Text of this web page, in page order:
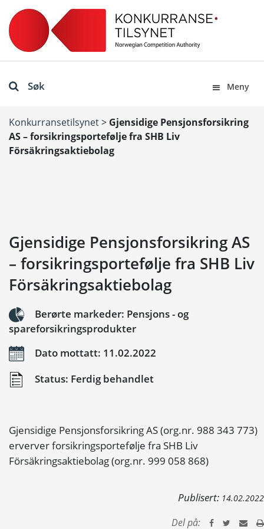
Søk Meny
Konkurransetilsynet> Gjensidige Pensjonsforsikring
AS – forsikringsportefølje fra SHB Liv
Försäkringsaktiebolag
Gjensidige Pensjonsforsikring AS
– forsikringsportefølje fra SHB Liv
Försäkringsaktiebolag
Berørte markeder: Pensjons - og
spareforsikringsprodukter
Dato mottatt: 11.02.2022
Status: Ferdig behandlet
Gjensidige Pensjonsforsikring AS (org.nr. 988 343 773)
erverver forsikringsportefølje fra SHB Liv
Försäkringsaktiebolag (org.nr. 999 058 868)
Publisert: 14.02.2022
Del på: